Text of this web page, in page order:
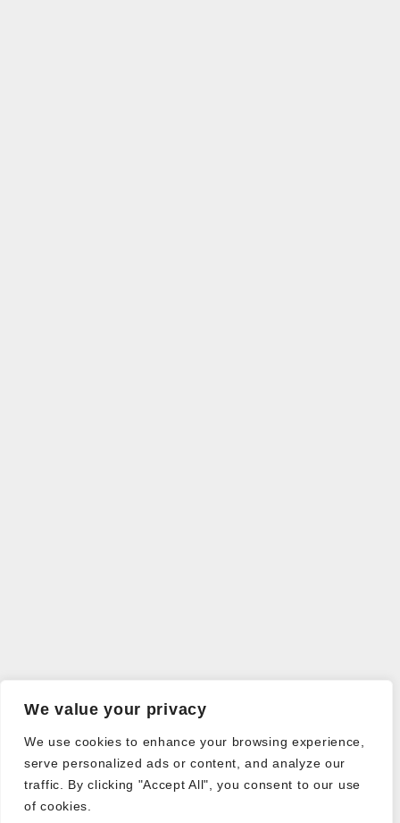
We value your privacy
We use cookies to enhance your browsing experience,
serve personalized ads or content, and analyze our
traffic. By clicking "Accept All", you consent to our use
of cookies.